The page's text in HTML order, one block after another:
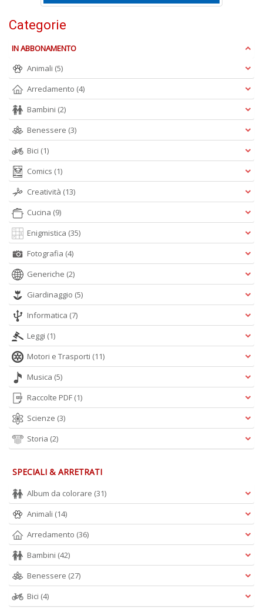
Categorie
IN ABBONAMENTO
Animali (5)
Arredamento (4)
Bambini (2)
Benessere (3)
Bici (1)
Comics (1)
Creatività (13)
Cucina (9)
Enigmistica (35)
Fotografia (4)
Generiche (2)
Giardinaggio (5)
Informatica (7)
Leggi (1)
Motori e Trasporti (11)
Musica (5)
Raccolte PDF (1)
Scienze (3)
Storia (2)
SPECIALI & ARRETRATI
Album da colorare (31)
Animali (14)
Arredamento (36)
Bambini (42)
Benessere (27)
Bici (4)